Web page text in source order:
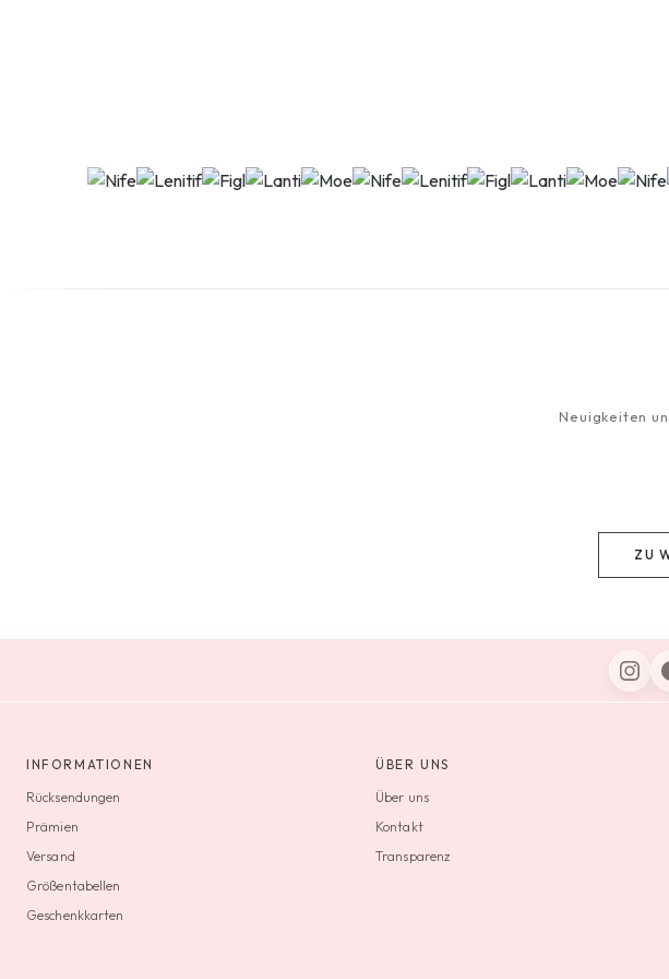
Neuigkeiten
ZU
INFORMATIONEN
Rücksendungen
Prämien
Versand
Größentabellen
Geschenkkarten
ÜBER UNS
Über uns
Kontakt
Transparenz